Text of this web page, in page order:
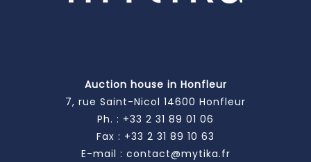
Auction house in Honfleur
7, rue Saint-Nicol 14600 Honfleur
Ph. : +33 2 31 89 01 06
Fax : +33 2 31 89 10 63
E-mail : contact@mytika.fr